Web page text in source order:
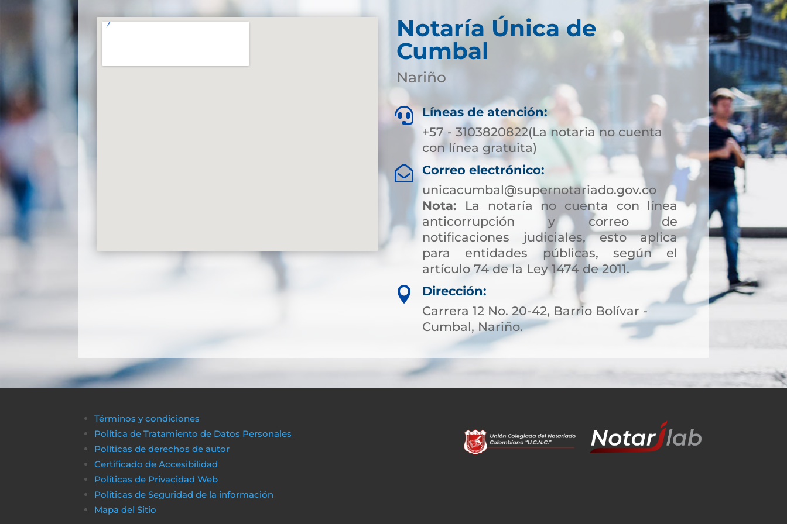
Notaría Única de
Cumbal
Nariño
 Líneas de atención:
+57 - 3103820822(La notaria no cuenta
con línea gratuita)

Correo electrónico:
unicacumbal@supernotariado.gov.co
Nota: La notaría no cuenta con línea
anticorrupción y correo de
notificaciones judiciales, esto aplica
para entidades públicas, según el
artículo 74 de la Ley 1474 de 2011.

Dirección:
Carrera 12 No. 20-42, Barrio Bolívar -
Cumbal, Nariño.
Términos y condiciones
Política de Tratamiento de Datos Personales
Políticas de derechos de autor
Certificado de Accesibilidad
Políticas de Privacidad Web
Políticas de Seguridad de la información
Mapa del Sitio